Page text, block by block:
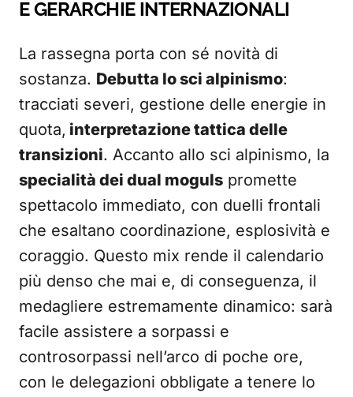
E GERARCHIE INTERNAZIONALI
La rassegna porta con sé novità di
sostanza. Debutta lo sci alpinismo:
tracciati severi, gestione delle energie in
quota, interpretazione tattica delle
transizioni. Accanto allo sci alpinismo, la
specialità dei dual moguls promette
spettacolo immediato, con duelli frontali
che esaltano coordinazione, esplosività e
coraggio. Questo mix rende il calendario
più denso che mai e, di conseguenza, il
medagliere estremamente dinamico: sarà
facile assistere a sorpassi e
controsorpassi nell’arco di poche ore,
con le delegazioni obbligate a tenere lo